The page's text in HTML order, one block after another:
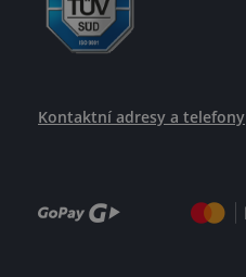
Kontaktní adresy a telefony